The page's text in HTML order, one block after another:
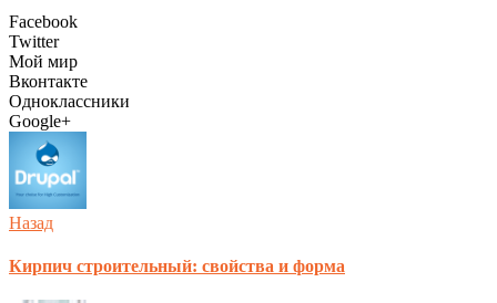
Facebook
Twitter
Мой мир
Вконтакте
Одноклассники
Google+
Назад
Кирпич строительный: свойства и форма